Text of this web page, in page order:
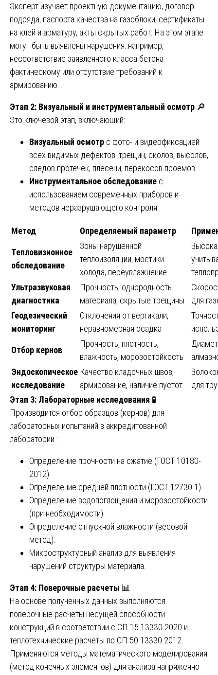
Эксперт изучает проектную документацию, договор
подряда, паспорта качества на газоблоки, сертификаты
на клей и арматуру, акты скрытых работ. На этом этапе
могут быть выявлены нарушения: например,
несоответствие заявленного класса бетона
фактическому или отсутствие требований к
армированию.
Этап 2: Визуальный и инструментальный осмотр 🔎
Это ключевой этап, включающий:
Визуальный осмотр с фото- и видеофиксацией
всех видимых дефектов: трещин, сколов, высолов,
следов протечек, плесени, перекосов проемов.
Инструментальное обследование с
использованием современных приборов и
методов неразрушающего контроля :
Метод Определяемый параметр
Тепловизионное
обследование
Зоны нарушенной
теплоизоляции, мостики
холода, переувлажнение
Ультразвуковая
диагностика
Прочность, однородность
материала, скрытые трещины
для
Геодезический
мониторинг
Отклонения от вертикали,
неравномерная осадка
Отбор кернов
Прочность, плотность,
влажность, морозостойкость
Эндоскопическое
исследование
Качество кладочных швов,
армирование, наличие пустот
для
Этап 3: Лабораторные исследования 🧪
Производится отбор образцов (кернов) для
лабораторных испытаний в аккредитованной
лаборатории :
Определение прочности на сжатие (ГОСТ 10180-
2012).
Определение средней плотности (ГОСТ 12730.1).
Определение водопоглощения и морозостойкости
(при необходимости).
Определение отпускной влажности (весовой
метод).
Микроструктурный анализ для выявления
нарушений структуры материала.
Этап 4: Поверочные расчеты 📊
На основе полученных данных выполняются
поверочные расчеты несущей способности
конструкций в соответствии с СП 15.13330.2020 и
теплотехнические расчеты по СП 50.13330.2012.
Применяются методы математического моделирования
(метод конечных элементов) для анализа напряженно-